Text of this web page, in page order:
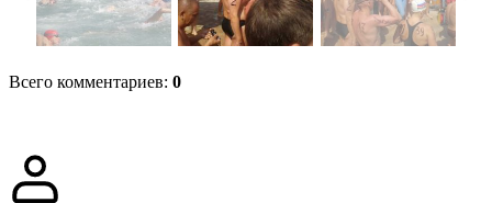
Всего комментариев: 0